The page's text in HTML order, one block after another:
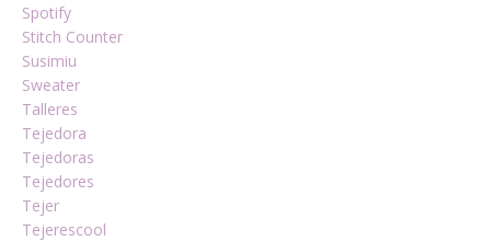
Spotify
Stitch Counter
Susimiu
Sweater
Talleres
Tejedora
Tejedoras
Tejedores
Tejer
Tejerescool